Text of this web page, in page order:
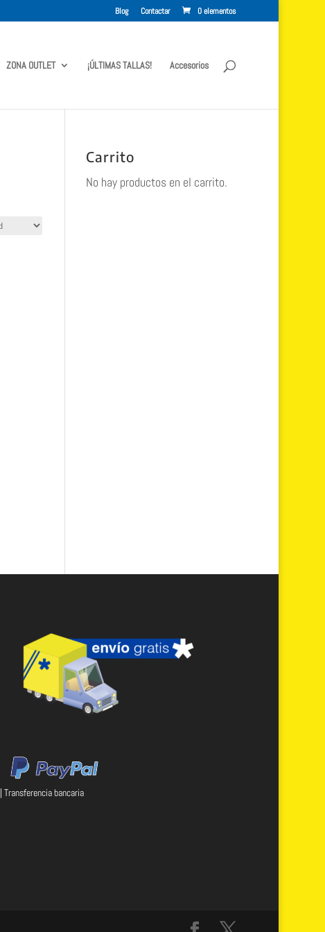
Blog Contactar 0 elementos
ZONA OUTLET ¡ÚLTIMAS TALLAS! Accesorios
Carrito
No hay productos en el carrito.
| Transferencia bancaria